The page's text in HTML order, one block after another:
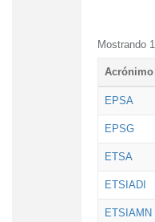
Mostrando
Acrónimo
EPSA
EPSG
ETSA
ETSIADI
ETSIAMN